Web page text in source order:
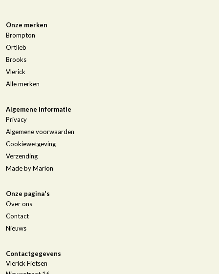
Onze merken
Brompton
Ortlieb
Brooks
Vlerick
Alle merken
Algemene informatie
Privacy
Algemene voorwaarden
Cookiewetgeving
Verzending
Made by Marlon
Onze pagina's
Over ons
Contact
Nieuws
Contactgegevens
Vlerick Fietsen